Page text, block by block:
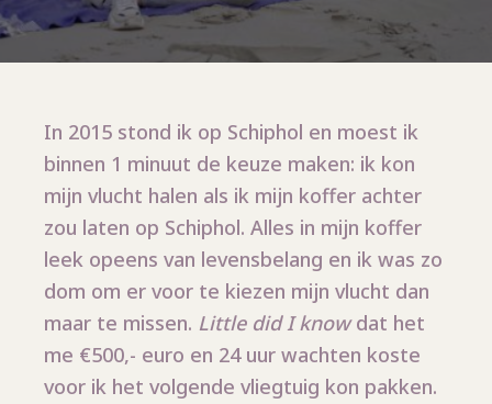
In 2015 stond ik op Schiphol en moest ik
binnen 1 minuut de keuze maken: ik kon
mijn vlucht halen als ik mijn koffer achter
zou laten op Schiphol. Alles in mijn koffer
leek opeens van levensbelang en ik was zo
dom om er voor te kiezen mijn vlucht dan
maar te missen. Little did I knowdat het
me €500,- euro en 24 uur wachten koste
voor ik het volgende vliegtuig kon pakken.